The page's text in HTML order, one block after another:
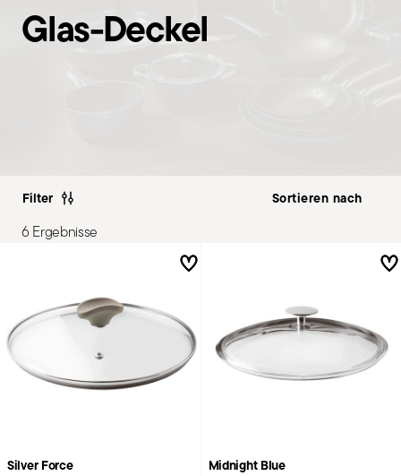
Glas-Deckel
Filter
6 Ergebnisse
Silver Force Midnight Blue